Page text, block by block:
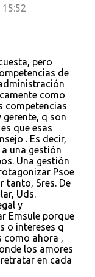
pero
de
como
competencias
gerente, q son
que esas
. Es decir,
una gestión
Una gestión
Psoe
tanto, Sres. De
Uds.
y
Emsule porque
o intereses q
como ahora ,
los amores
en cada